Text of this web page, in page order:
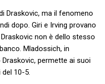
Draskovic, ma il fenomeno
dopo. Giri e Irving provano
non è dello stesso
Mladossich, in
permette ai suoi
10-5.